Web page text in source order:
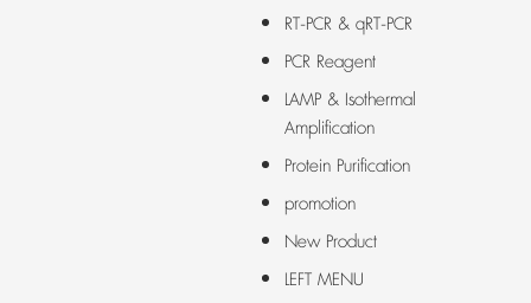
RT-PCR & qRT-PCR
PCR Reagent
LAMP & Isothermal
Amplification
Protein Purification
promotion
New Product
LEFT MENU